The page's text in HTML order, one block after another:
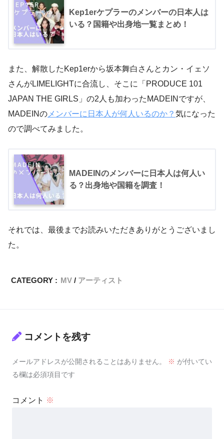
Kep1erケプラーのメンバーの日本人は
いる？国籍や出身地一覧まとめ！
また、解散したKep1erから坂本舞白さんとカン・イェソ
さんがLIMELIGHTに合流し、そこに「PRODUCE 101
JAPAN THE GIRLS」の2人も加わったMADEINですが、
MADEINの メンバーに日本人が何人いるのか？ 気になった
ので調べてみました。
MADEINのメンバーに日本人は何人い
る？出身地や国籍を調査！
それでは、最後までお読みいただきありがとうございまし
た。
CATEGORY : MV アーティスト
コメントを残す
メールアドレスが公開されることはありません。 ※ が付いてい
る欄は必須項目です
コメント ※